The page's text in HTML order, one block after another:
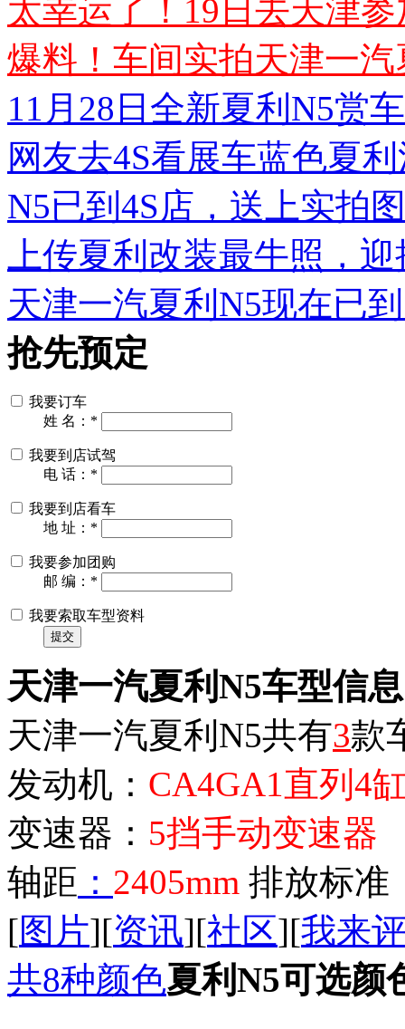
太幸运了！19日去天津
爆料！车间实拍天津一
11月28日全新夏利N5赏
网友去4S看展车蓝色夏
N5已到4S店，送上实拍
上传夏利改装最牛照，
天津一汽夏利N5现在已
抢先预定
我要订车
姓 名： *
我要到店试驾
电 话： *
我要到店看车
地 址： *
我要参加团购
邮 编： *
我要索取车型资料
提交
天津一汽夏利N5车型信息
天津一汽夏利N5共有3款
发动机： CA4GA1直列4
变速器： 5挡手动变速器
轴距 ： 2405mm 排放标准
[图片][资讯][社区][我来
共8种颜色夏利N5可选颜